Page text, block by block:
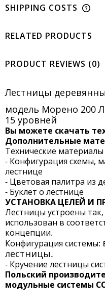
SHIPPING COSTS
RELATED PRODUCTS
PRODUCT REVIEWS (0)
Лестницы
модель Морено 200
15 уровней
Вы можете скачать
Дополнительные
Технические материалы
- Конфигурация схемы,
лестнице
- Цветовая палитра из
- Буклет о лестнице
УСТАНОВКА ЦЕЛЕЙ И
Лестницы устроены
использован в
концепции.
Конфигурация системы:
лестницы.
- Кручение лестницы
Польский
модульные системы